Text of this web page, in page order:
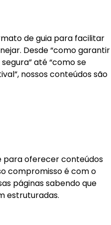
de guia para facilitar
Desde “como garantir
até “como se
nossos conteúdos são
para oferecer conteúdos
compromisso é com o
páginas sabendo que
estruturadas.